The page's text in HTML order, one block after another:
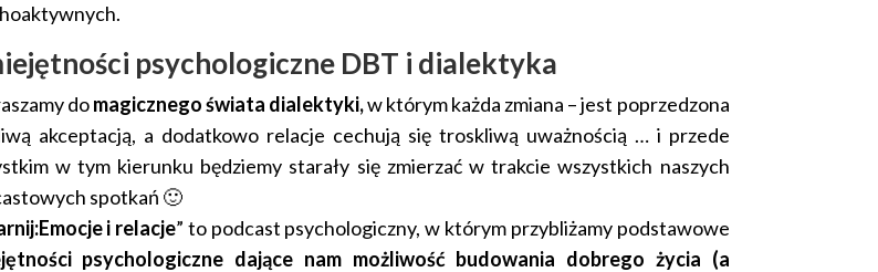
psychologiczne DBT i dialektyka
domagicznego świata dialektyki,w którym każda zmiana – jest poprzedzona
akceptacją, a dodatkowo relacje cechują się troskliwą uważnością … i przede
w tym kierunku będziemy starały się zmierzać w trakcie wszystkich naszych
spotkań 🙂
i relacje” to podcast psychologiczny, w którym przybliżamy podstawowe
psychologiczne dające nam możliwość budowania dobrego życia (a